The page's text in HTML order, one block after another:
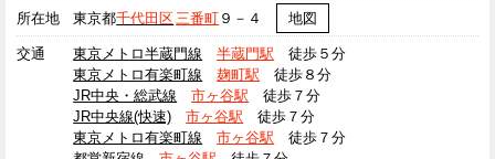
所在地 東京都千代田区 三番町 ９－４ 地図
交通 東京メトロ半蔵門線 半蔵門駅 徒歩５分
東京メトロ有楽町線
麹町駅 徒歩８分
JR中央・総武線
市ヶ谷駅 徒歩７分
JR中央線(快速)
市ヶ谷駅 徒歩７分
東京メトロ有楽町線
市ヶ谷駅 徒歩７分